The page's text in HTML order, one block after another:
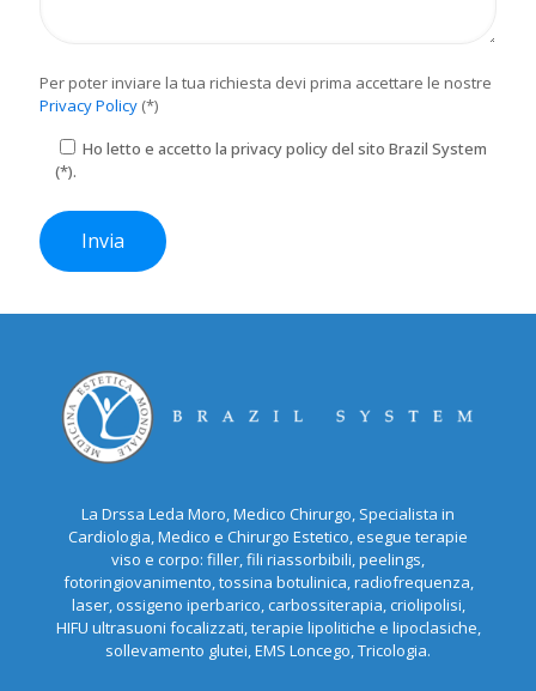
Per poter inviare la tua richiesta devi prima accettare le nostre
Privacy Policy (*)
Ho letto e accetto la privacy policy del sito Brazil System
(*).
La Drssa Leda Moro, Medico Chirurgo, Specialista in
Cardiologia, Medico e Chirurgo Estetico, esegue terapie
viso e corpo: filler, fili riassorbibili, peelings,
fotoringiovanimento, tossina botulinica, radiofrequenza,
laser, ossigeno iperbarico, carbossiterapia, criolipolisi,
HIFU ultrasuoni focalizzati, terapie lipolitiche e lipoclasiche,
sollevamento glutei, EMS Loncego, Tricologia.